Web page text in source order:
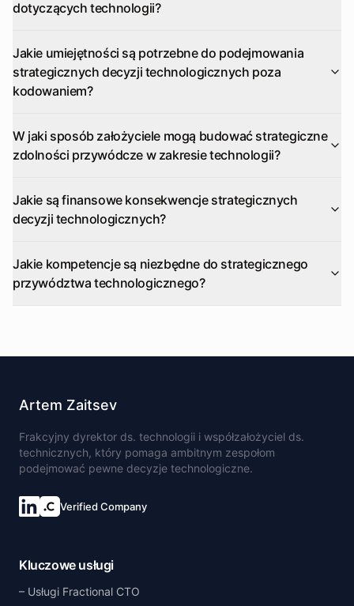
dotyczących technologii?
Jakie umiejętności są potrzebne do podejmowania
strategicznych decyzji technologicznych poza
kodowaniem?
W jaki sposób założyciele mogą budować strategiczne
zdolności przywódcze w zakresie technologii?
Jakie są finansowe konsekwencje strategicznych
decyzji technologicznych?
Jakie kompetencje są niezbędne do strategicznego
przywództwa technologicznego?
Artem Zaitsev
Frakcyjny dyrektor ds. technologii i współzałożyciel ds.
technicznych, który pomaga ambitnym zespołom
podejmować pewne decyzje technologiczne.
Verified Company
Kluczowe usługi
Usługi Fractional CTO